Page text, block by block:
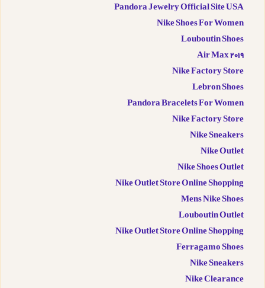
Pandora Jewelry Official Site USA
Nike Shoes For Women
Louboutin Shoes
Air Max 2019
Nike Factory Store
Lebron Shoes
Pandora Bracelets For Women
Nike Factory Store
Nike Sneakers
Nike Outlet
Nike Shoes Outlet
Nike Outlet Store Online Shopping
Mens Nike Shoes
Louboutin Outlet
Nike Outlet Store Online Shopping
Ferragamo Shoes
Nike Sneakers
Nike Clearance